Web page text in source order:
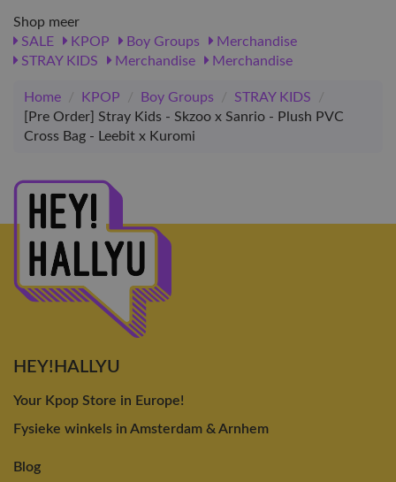
Shop meer
SALE
KPOP Boy Groups
Merchandise
STRAY KIDS
Merchandise Merchandise
Home / KPOP / Boy Groups / STRAY KIDS
/
[Pre Order] Stray Kids - Skzoo x Sanrio - Plush PVC
Cross Bag - Leebit x Kuromi
HEY!HALLYU
Your Kpop Store in Europe!
Fysieke winkels in Amsterdam & Arnhem
Blog